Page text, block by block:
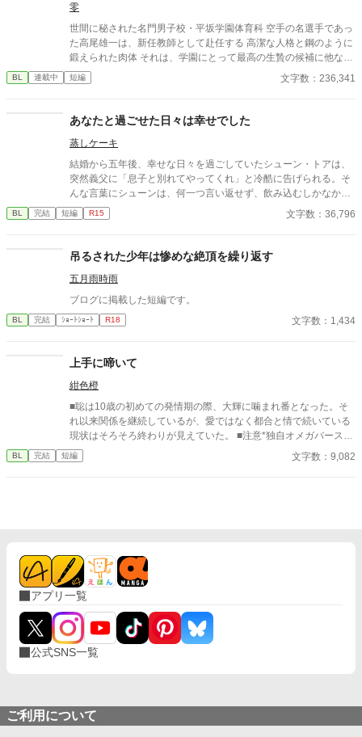
零
世間に秘された名門男子校・平坂学園体育科 空手の名選手であっ
た高尾雄一は、新任教師として赴任する 高潔な人格と鋼のように
鍛えられた肉体 それは、学園にとって最高の生贄の候補に他なら
なかった 至高の筋肉を持つ、精神を削られ意志をなくした青年を
太古の神に捧げるため、“水”、“風”、“土”の信奉者達が暗躍する 意
校で繰り広げられるダークファンタジー
BL 連載中 短編 文字数：236,341
あなたと過ごせた日々は幸せでした
蒸しケーキ
結婚から五年後、幸せな日々を過ごしていたシューン・トアは、
突然義父に「息子と別れてやってくれ」と冷酷に告げられる。そ
んな言葉にシューンは、何一つ言い返せず、飲み込むしかなかっ
た。そして、夫であるアインス・キールに離婚を切り出すが、ア
インスがそう簡単にシューンを手離す訳もなく......。
BL 完結 短編 R15 文字数：36,796
吊るされた少年は惨めな絶頂を繰り返す
五月雨時雨
ブログに掲載した短編です。
BL 完結 ｼｮｰﾄｼｮｰﾄ R18 文字数：1,434
上手に啼いて
紺色橙
■聡は10歳の初めての発情期の際、大輝に噛まれ番となった。そ
れ以来関係を継続しているが、愛ではなく都合と情で続いている
現状はそろそろ終わりが見えていた。 ■注意*独自オメガバース設
定。■『それは愛か本能か』と同じ世界設定です。関係は一切な
し。
BL 完結 短編 文字数：9,082
アプリ一覧
公式SNS一覧
ご利用について